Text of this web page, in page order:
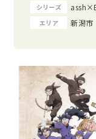
シリーズ
エリア 新潟市